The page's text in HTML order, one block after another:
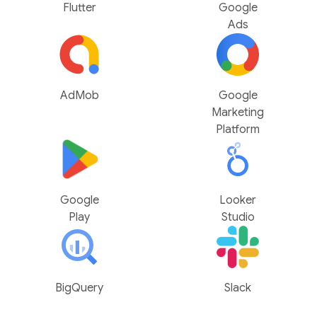
Flutter
Google
Ads
AdMob
Google
Marketing
Platform
Google
Play
Looker
Studio
BigQuery Slack